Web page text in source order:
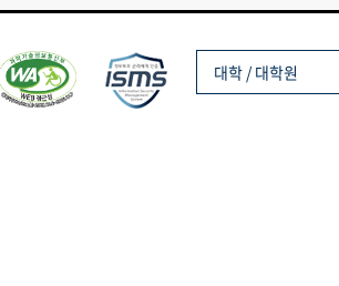
대학 / 대학원